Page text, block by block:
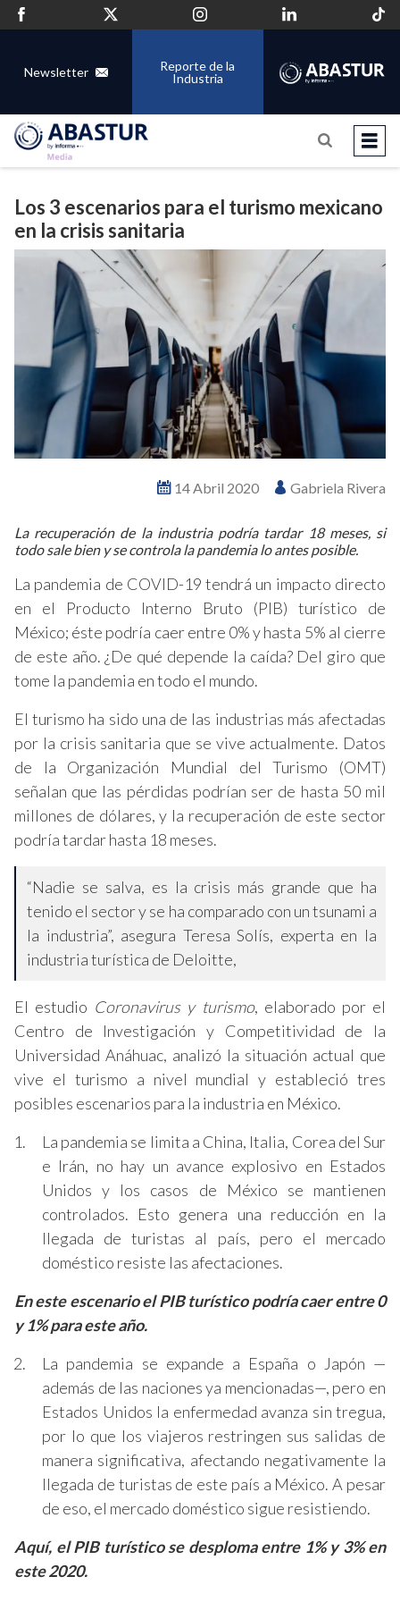
Newsletter
Reporte de la
Industria
Los 3 escenarios para el turismo mexicano
en la crisis sanitaria
14 Abril 2020 Gabriela Rivera
La recuperación de la industria podría tardar 18 meses, si
todo sale bien y se controla la pandemia lo antes posible.
La pandemia de COVID-19 tendrá un impacto directo
en el Producto Interno Bruto (PIB) turístico de
México; éste podría caer entre 0% y hasta 5% al cierre
de este año. ¿De qué depende la caída? Del giro que
tome la pandemia en todo el mundo.
El turismo ha sido una de las industrias más afectadas
por la crisis sanitaria que se vive actualmente. Datos
de la Organización Mundial del Turismo (OMT)
señalan que las pérdidas podrían ser de hasta 50 mil
millones de dólares, y la recuperación de este sector
podría tardar hasta 18 meses.
“Nadie se salva, es la crisis más grande que ha
tenido el sector y se ha comparado con un tsunami a
la industria”, asegura Teresa Solís, experta en la
industria turística de Deloitte,
El estudio Coronavirus y turismo, elaborado por el
Centro de Investigación y Competitividad de la
Universidad Anáhuac, analizó la situación actual que
vive el turismo a nivel mundial y estableció tres
posibles escenarios para la industria en México.
La pandemia se limita a China, Italia, Corea del Sur
e Irán, no hay un avance explosivo en Estados
Unidos y los casos de México se mantienen
controlados. Esto genera una reducción en la
llegada de turistas al país, pero el mercado
doméstico resiste las afectaciones.
En este escenario el PIB turístico podría caer entre 0
y 1% para este año.
La pandemia se expande a España o Japón —
además de las naciones ya mencionadas—, pero en
Estados Unidos la enfermedad avanza sin tregua,
por lo que los viajeros restringen sus salidas de
manera significativa, afectando negativamente la
llegada de turistas de este país a México. A pesar
de eso, el mercado doméstico sigue resistiendo.
Aquí, el PIB turístico se desploma entre 1% y 3% en
este 2020.